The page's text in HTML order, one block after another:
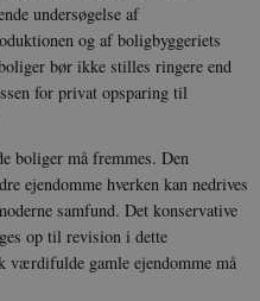
undersøgelse af
og af boligbyggeriets
bør ikke stilles ringere end
for privat opsparing til
boliger må fremmes. Den
ejendomme hverken kan nedrives
samfund. Det konservative
op til revision i dette
gamle ejendomme må